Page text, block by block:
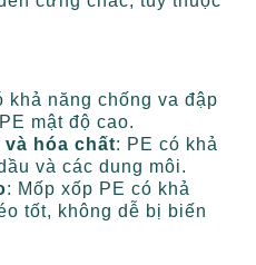
khả năng chống va đập
mật độ cao.
hóa chất: PE có khả
và các dung môi.
: Mốp xốp PE có khả
tốt, không dễ bị biến